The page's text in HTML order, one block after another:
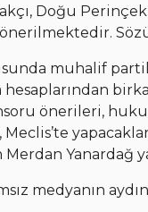
Doğu Perinçek
muhalif
hesaplarından
önerileri,
Meclis’te
Yanardağ
medyanın